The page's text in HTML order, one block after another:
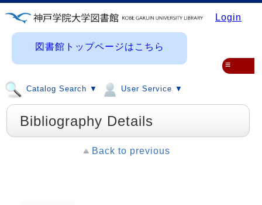
Login
図書館トップページはこちら
Catalog Search ▼ User Service ▼
≡
Bibliography Details
Back to previous